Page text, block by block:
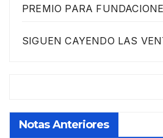
PREMIO PARA
SIGUEN CAYENDO LAS
Notas Anteriores